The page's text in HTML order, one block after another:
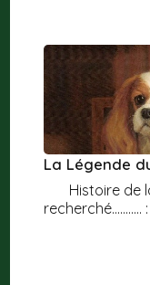
La Légende
Histoire de